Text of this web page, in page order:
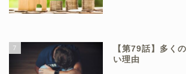
7
【第79話】多く
い理由